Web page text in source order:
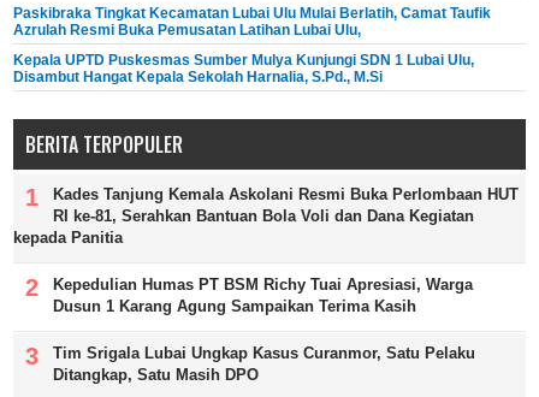
Paskibraka Tingkat Kecamatan Lubai Ulu Mulai Berlatih, Camat Taufik
Azrulah Resmi Buka Pemusatan Latihan Lubai Ulu,
Kepala UPTD Puskesmas Sumber Mulya Kunjungi SDN 1 Lubai Ulu,
Disambut Hangat Kepala Sekolah Harnalia, S.Pd., M.Si
BERITA TERPOPULER
Kades Tanjung Kemala Askolani Resmi Buka Perlombaan HUT
RI ke-81, Serahkan Bantuan Bola Voli dan Dana Kegiatan
kepada Panitia
Kepedulian Humas PT BSM Richy Tuai Apresiasi, Warga
Dusun 1 Karang Agung Sampaikan Terima Kasih
Tim Srigala Lubai Ungkap Kasus Curanmor, Satu Pelaku
Ditangkap, Satu Masih DPO